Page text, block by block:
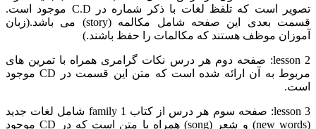
تصویر است که تلفظ لغات با ذکر شماره در C.D موجود است.
قسمت بعدی این صفحه شامل مکالمه (story) می باشد.(زبان
آموزان موظف هستند که مکالمات را حفظ باشند.)
lesson 2: صفحه دوم هر درس نکات گرامری همراه با تمرین های
مربوط به آن ارائه شده است که متن این قسمت در CD موجود
است.
lesson 3: صفحه سوم هر درس از کتاب family 1 شامل لغات جدید
(new words) و شعر (song) همراه با متن است که در CD موجود